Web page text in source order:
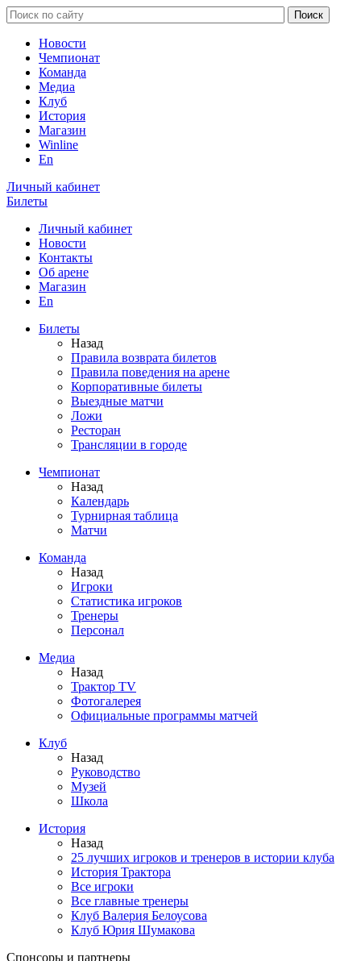
Новости
Чемпионат
Команда
Медиа
Клуб
История
Магазин
Winline
En
Личный кабинет
Билеты
Личный кабинет
Новости
Контакты
Об арене
Магазин
En
Билеты
Назад
Правила возврата билетов
Правила поведения на арене
Корпоративные билеты
Выездные матчи
Ложи
Ресторан
Трансляции в городе
Чемпионат
Назад
Календарь
Турнирная таблица
Матчи
Команда
Назад
Игроки
Статистика игроков
Тренеры
Персонал
Медиа
Назад
Трактор TV
Фотогалерея
Официальные программы матчей
Клуб
Назад
Руководство
Музей
Школа
История
Назад
25 лучших игроков и тренеров в истории клуба
История Трактора
Все игроки
Все главные тренеры
Клуб Валерия Белоусова
Клуб Юрия Шумакова
Спонсоры и партнеры